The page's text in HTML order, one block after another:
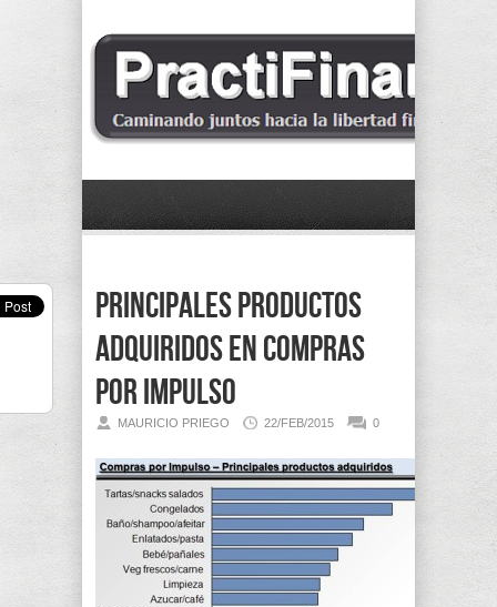
Principales productos
adquiridos en compras
por impulso
MAURICIO PRIEGO 22/FEB/2015 0